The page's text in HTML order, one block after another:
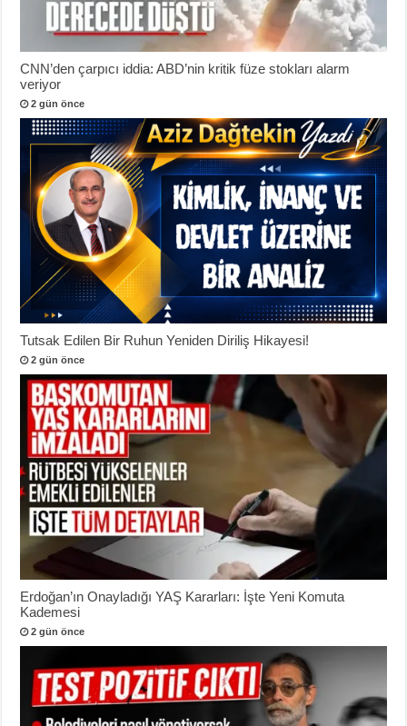
CNN’den çarpıcı iddia: ABD’nin kritik füze stokları alarm
veriyor
2 gün önce
Tutsak Edilen Bir Ruhun Yeniden Diriliş Hikayesi!
2 gün önce
Erdoğan’ın Onayladığı YAŞ Kararları: İşte Yeni Komuta
Kademesi
2 gün önce